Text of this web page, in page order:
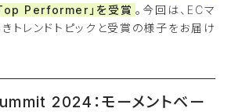
Performer」を受賞 。今回は、ECマ
トレンドトピックと受賞の様子をお届け
2024：モーメントベー